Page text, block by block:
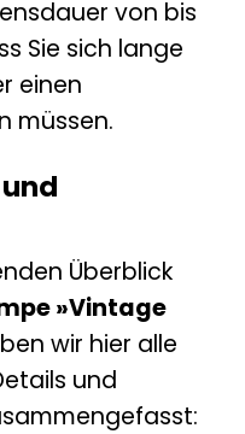
von bis
Sie sich lange
einen
müssen.
Überblick
»Vintage
wir hier alle
und